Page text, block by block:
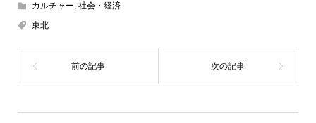
カルチャー, 社会・経済
東北